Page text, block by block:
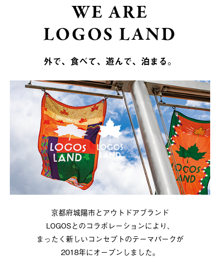
WE ARE
LOGOS LAND
外で、食べて、遊んで、泊まる。
京都府城陽市とアウトドアブランド
LOGOSとのコラボレーションにより、
まったく新しいコンセプトのテーマパークが
2018年にオープンしました。